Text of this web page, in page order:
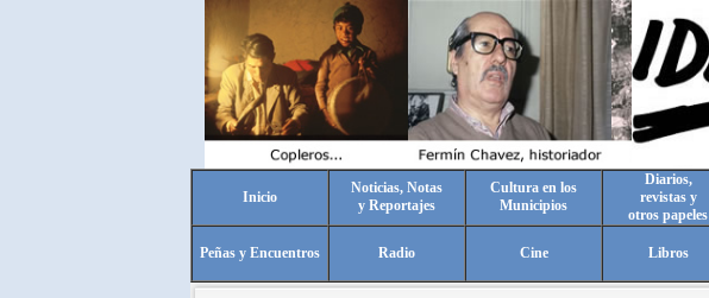
Inicio
Noticias, Notas
y Reportajes
Cultura en los
Municipios
Diarios,
revistas y
otros papeles
Peñas y Encuentros Radio Cine Libros